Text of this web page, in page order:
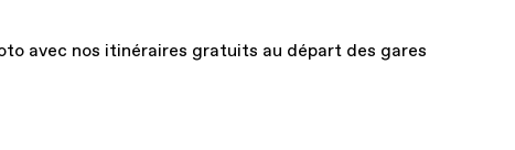
avec nos itinéraires gratuits au départ des gares